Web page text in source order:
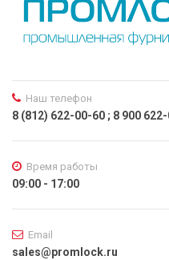
Наш телефон
8 (812) 622-00-60 ; 8 900
Время работы
09:00 - 17:00
Email
sales@promlock.ru